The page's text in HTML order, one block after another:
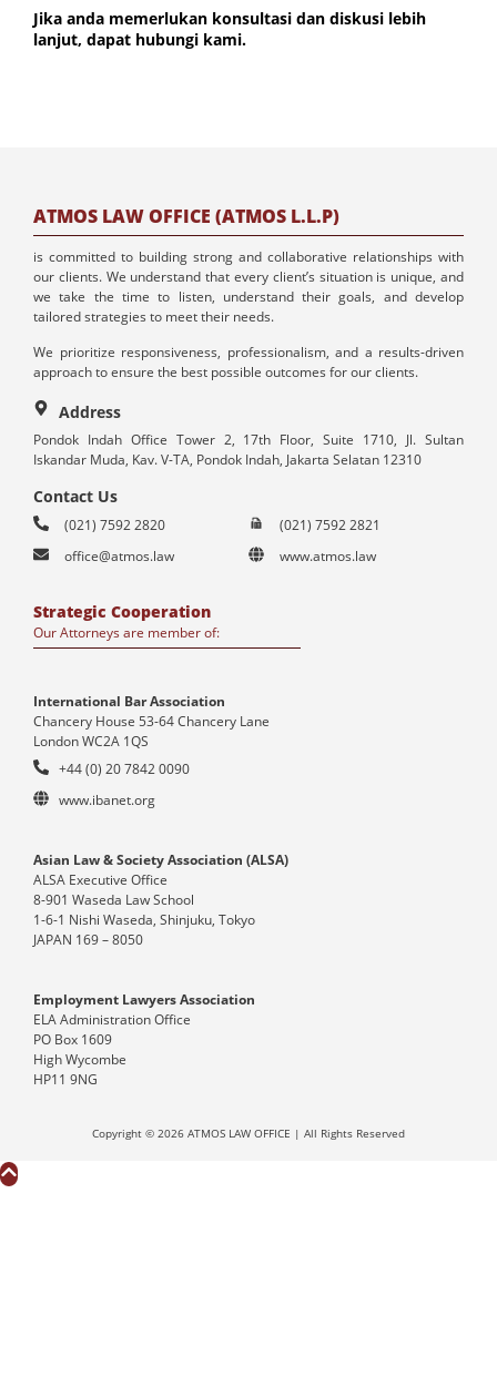
Jika anda memerlukan konsultasi dan diskusi lebih
lanjut, dapat hubungi kami.
ATMOS LAW OFFICE (ATMOS L.L.P)
is committed to building strong and collaborative relationships with
our clients. We understand that every client’s situation is unique, and
we take the time to listen, understand their goals, and develop
tailored strategies to meet their needs.
We prioritize responsiveness, professionalism, and a results-driven
approach to ensure the best possible outcomes for our clients.
Address
Pondok Indah Office Tower 2, 17th Floor, Suite 1710, Jl. Sultan
Iskandar Muda, Kav. V-TA, Pondok Indah, Jakarta Selatan 12310
Contact Us
(021) 7592 2820
office@atmos.law
(021) 7592 2821
www.atmos.law
Strategic Cooperation
Our Attorneys are member of:
International Bar Association
Chancery House 53-64 Chancery Lane
London WC2A 1QS
+44 (0) 20 7842 0090
www.ibanet.org
Asian Law & Society Association (ALSA)
ALSA Executive Office
8-901 Waseda Law School
1-6-1 Nishi Waseda, Shinjuku, Tokyo
JAPAN 169 – 8050
Employment Lawyers Association
ELA Administration Office
PO Box 1609
High Wycombe
HP11 9NG
Copyright © 2026 ATMOS LAW OFFICE | All Rights Reserved